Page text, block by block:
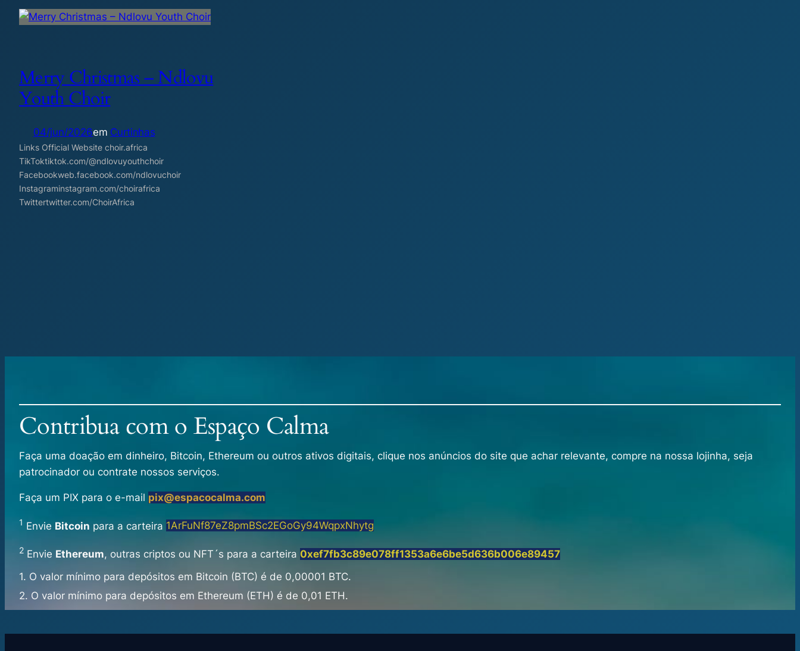
Merry Christmas – Ndlovu
Youth Choir
04/jun/2026em Curtinhas
Links Official Website choir.africa
TikToktiktok.com/@ndlovuyouthchoir
Facebookweb.facebook.com/ndlovuchoir
Instagraminstagram.com/choirafrica
Twittertwitter.com/ChoirAfrica
Contribua com o Espaço Calma
Faça uma doação em dinheiro, Bitcoin, Ethereum ou outros ativos digitais, clique nos anúncios do site que achar relevante, compre na nossa lojinha, seja
patrocinador ou contrate nossos serviços.
Faça um PIX para o e-mail pix@espacocalma.com
1 Envie Bitcoin para a carteira 1ArFuNf87eZ8pmBSc2EGoGy94WqpxNhytg
2 Envie Ethereum, outras criptos ou NFT´s para a carteira 0xef7fb3c89e078ff1353a6e6be5d636b006e89457
1. O valor mínimo para depósitos em Bitcoin (BTC) é de 0,00001 BTC.
2. O valor mínimo para depósitos em Ethereum (ETH) é de 0,01 ETH.